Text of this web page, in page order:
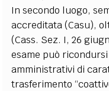
In secondo luogo,
accreditata (Casu),
(Cass. Sez. I, 26
esame può
amministrativi di
trasferimento